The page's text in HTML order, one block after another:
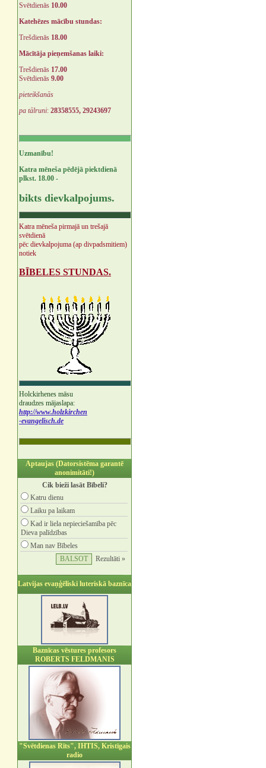
Svētdienās 10.00
Katehēzes mācību stundas:
Trešdienās 18.00
Mācītāja pieņemšanas laiki:
Trešdienās 17.00
Svētdienās 9.00
pieteikšanās
pa tālruni: 28358555, 29243697
Uzmanību!
Katra mēneša pēdējā piektdienā
plkst. 18.00 -
bikts dievkalpojums.
Katra mēneša pirmajā un trešajā
svētdienā
pēc dievkalpojuma (ap divpadsmitiem)
notiek
BĪBELES STUNDAS.
Holckirhenes māsu
draudzes mājaslapa:
http://www.holzkirchen
-evangelisch.de
Aptaujas (Datorsistēma garantē
anonimitāti!)
Cik bieži lasāt Bībeli?
Katru dienu
Laiku pa laikam
Kad ir liela nepieciešamība pēc
Dieva palīdzības
Man nav Bībeles
Rezultāti »
Latvijas evaņģēliski luteriskā baznīca
Baznīcas vēstures profesors
ROBERTS FELDMANIS
"Svētdienas Rīts", IHTIS, Kristīgais
radio